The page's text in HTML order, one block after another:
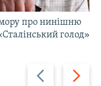
Назад Вперед
про нинішню
голод»